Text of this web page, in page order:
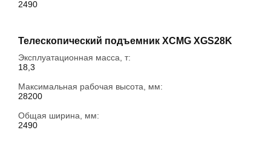
2490
Телескопический подъемник XCMG XGS28K
Эксплуатационная масса, т:
18,3
Максимальная рабочая высота, мм:
28200
Общая ширина, мм:
2490